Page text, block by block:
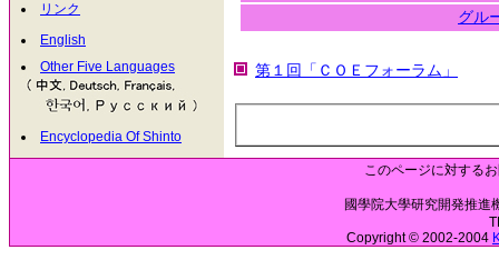
リンク
English
Other Five Languages
Encyclopedia Of Shinto
グル
第１回「ＣＯＥフォーラム」
このページに対する
國學院大學研究開発推
Copyright © 2002-2004